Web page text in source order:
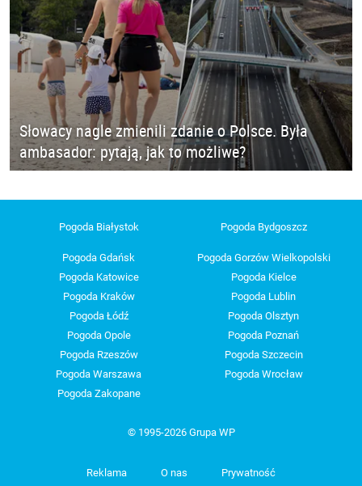
Słowacy nagle zmienili zdanie o Polsce. Była
ambasador: pytają, jak to możliwe?
Pogoda Białystok Pogoda Bydgoszcz
Pogoda Gdańsk
Pogoda Gorzów Wielkopolski
Pogoda Katowice
Pogoda Kielce
Pogoda Kraków
Pogoda Lublin
Pogoda Łódź
Pogoda Olsztyn
Pogoda Opole
Pogoda Poznań
Pogoda Rzeszów
Pogoda Szczecin
Pogoda Warszawa
Pogoda Wrocław
Pogoda Zakopane
© 1995-2026 Grupa WP
Reklama O nas Prywatność